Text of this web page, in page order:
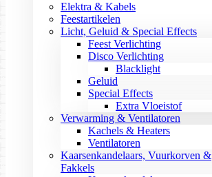
Elektra & Kabels
Feestartikelen
Licht, Geluid & Special Effects
Feest Verlichting
Disco Verlichting
Blacklight
Geluid
Special Effects
Extra Vloeistof
Verwarming & Ventilatoren
Kachels & Heaters
Ventilatoren
Kaarsenkandelaars, Vuurkorven &
Fakkels